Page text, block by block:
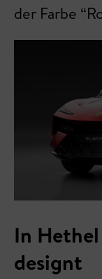
der Farbe
In
designt